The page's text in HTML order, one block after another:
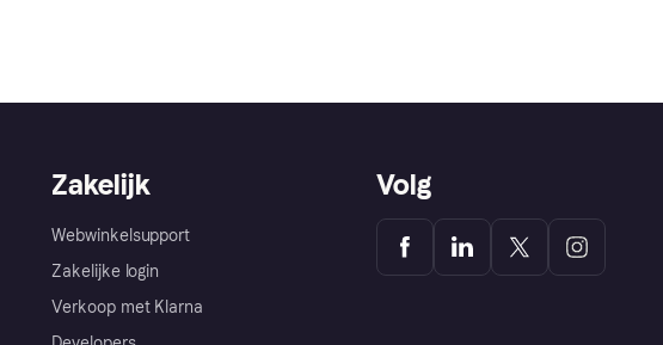
Zakelijk
Webwinkelsupport
Zakelijke login
Verkoop met Klarna
Volg